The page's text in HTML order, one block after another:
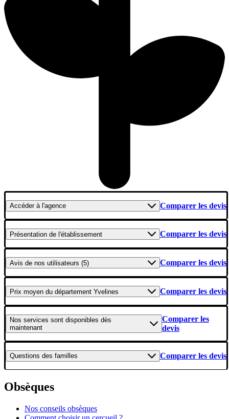
Accéderà l'agence Comparer les devis
Présentation de l'établissement Comparer les devis
Avis de nos utilisateurs (5) Comparer les devis
Prix moyen du département Yvelines Comparer les devis
Nos services sont disponibles dès
maintenant
Comparer les
devis
Questions des familles Comparer les devis
Obsèques
Nos conseils obsèques